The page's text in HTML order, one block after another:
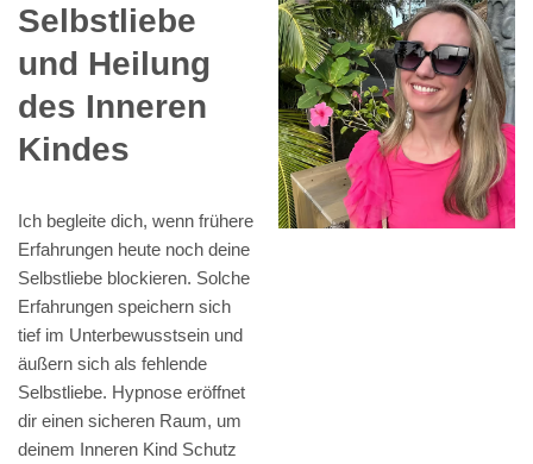
Selbstliebe
und Heilung
des Inneren
Kindes
Ich begleite dich, wenn frühere
Erfahrungen heute noch deine
Selbstliebe blockieren. Solche
Erfahrungen speichern sich
tief im Unterbewusstsein und
äußern sich als fehlende
Selbstliebe. Hypnose eröffnet
dir einen sicheren Raum, um
deinem Inneren Kind Schutz